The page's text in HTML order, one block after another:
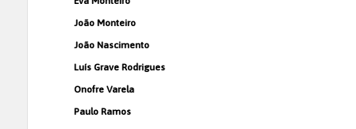
João Monteiro
João Nascimento
Luís Grave Rodrigues
Onofre Varela
Paulo Ramos